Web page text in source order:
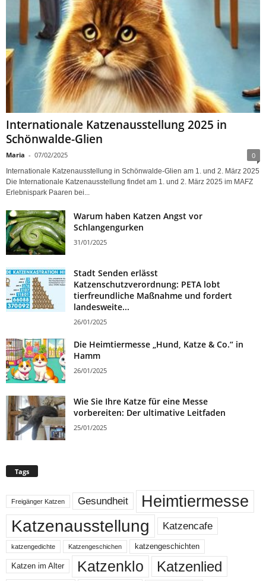
Internationale Katzenausstellung 2025 in
Schönwalde-Glien
Maria - 07/02/2025 0
Internationale Katzenausstellung in Schönwalde-Glien am 1. und 2. März 2025
Die Internationale Katzenausstellung findet am 1. und 2. März 2025 im MAFZ
Erlebnispark Paaren bei...
Warum haben Katzen Angst vor
Schlangengurken
31/01/2025
Stadt Senden erlässt
Katzenschutzverordnung: PETA lobt
tierfreundliche Maßnahme und fordert
landesweite...
26/01/2025
Die Heimtiermesse „Hund, Katze & Co.“ in
Hamm
26/01/2025
Wie Sie Ihre Katze für eine Messe
vorbereiten: Der ultimative Leitfaden
25/01/2025
Tags
Freigänger Katzen Gesundheit Heimtiermesse
Katzenausstellung Katzencafe
katzengedichte Katzengeschichen katzengeschichten
Katzen im Alter Katzenklo Katzenlied